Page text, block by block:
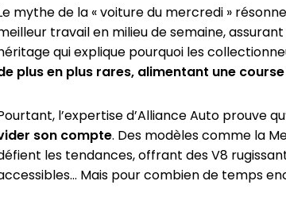
mythe de la « voiture du mercredi »
travail en milieu de semaine,
qui explique pourquoi les
plus en plus rares, alimentant une
l’expertise d’Alliance Auto prouve
son compte. Des modèles comme la
les tendances, offrant des V8
Mais pour combien de temps